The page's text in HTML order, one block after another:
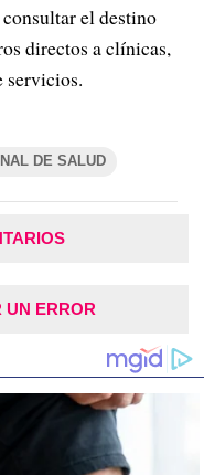
el destino
directos a clínicas,
servicios.
DE SALUD
UN ERROR